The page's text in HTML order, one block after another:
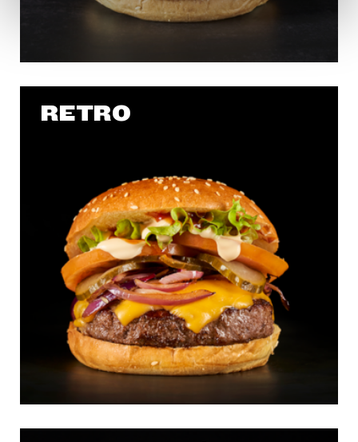
Política de Cookieste indicamos cómo hacerlo
RETRO